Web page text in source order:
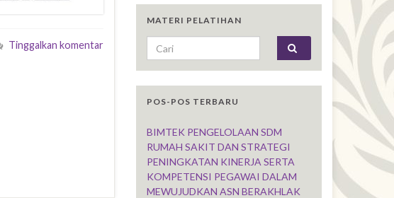
Tinggalkan komentar
MATERI PELATIHAN
Search for:
POS-POS TERBARU
BIMTEK PENGELOLAAN SDM
RUMAH SAKIT DAN STRATEGI
PENINGKATAN KINERJA SERTA
KOMPETENSI PEGAWAI DALAM
MEWUJUDKAN ASN BERAKHLAK